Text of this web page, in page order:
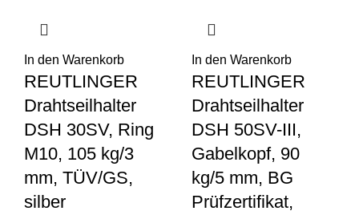
In den Warenkorb
REUTLINGER
Drahtseilhalter
DSH 30SV, Ring
M10, 105 kg/3
mm, TÜV/GS,
silber
In den Warenkorb
REUTLINGER
Drahtseilhalter
DSH 50SV-III,
Gabelkopf, 90
kg/5 mm, BG
Prüfzertifikat,